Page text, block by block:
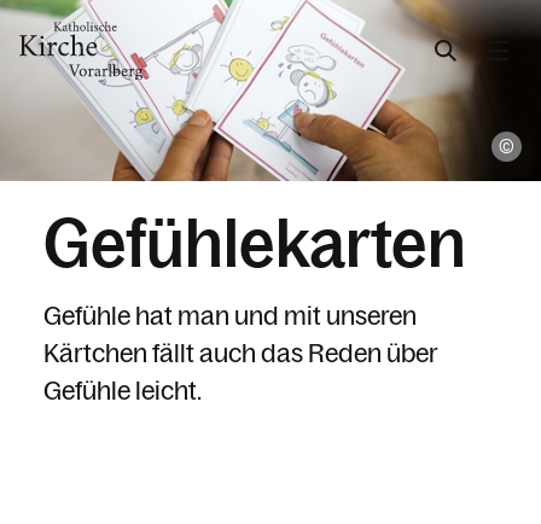
Gesellschaft & Kultur
Zusammen leben
Kinder & Jugend
Gefühlekarten
Gefühle hat man und mit unseren
Kärtchen fällt auch das Reden über
Gefühle leicht.